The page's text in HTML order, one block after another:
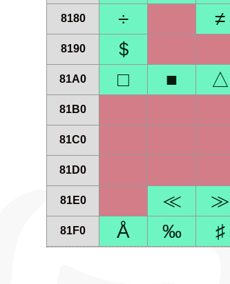
8180 ÷ ≠
8190 ＄
81A0 □ ■ △
81B0
81C0
81D0
81E0 ≪ ≫
81F0 Å ‰ ♯